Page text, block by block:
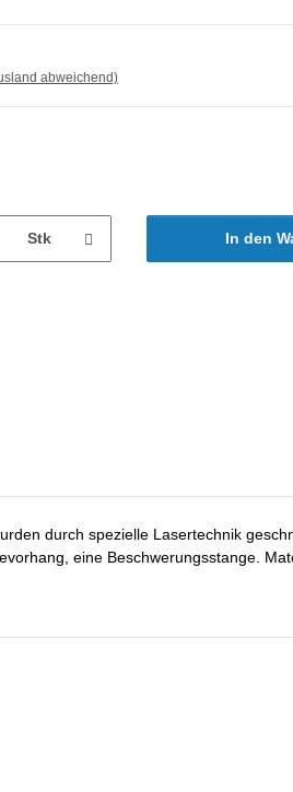
abweichend)
Stk In den
durch spezielle Lasertechnik
eine Beschwerungsstange.